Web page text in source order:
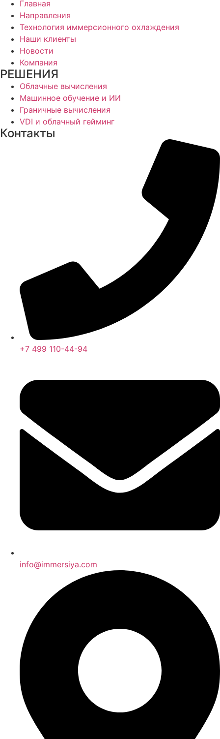
Main
Menu
Главная
Направления
Технология иммерсионного охлаждения
Наши клиенты
Новости
Компания
РЕШЕНИЯ
Main
Menu
Облачные вычисления
Машинное обучение и ИИ
Граничные вычисления
VDI и облачный гейминг
Контакты
+7 499 110-44-94
info@immersiya.com